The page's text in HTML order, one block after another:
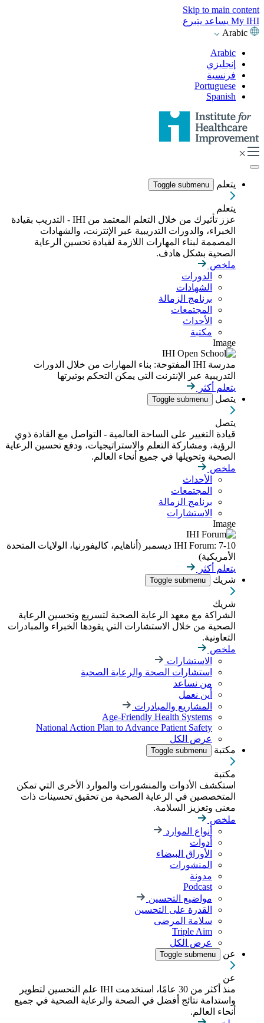
Skip to main content
My IHI يساعد يتبرع
Arabic
Arabic
إنجليزي
فرنسية
Portuguese
Spanish
يتعلم Toggle submenu
يتعلم
عزز تأثيرك من خلال التعلم المعتمد من IHI - التدريب بقيادة
الخبراء، والدورات التدريبية عبر الإنترنت، والشهادات
المصممة لبناء المهارات اللازمة لقيادة تحسين الرعاية
الصحية بشكل هادف.
ملخص
الدورات
الشهادات
برنامج الزمالة
المجتمعات
الأحداث
مكتبة
Image
مدرسة IHI المفتوحة: بناء المهارات من خلال الدورات
التدريبية عبر الإنترنت التي يمكن التحكم بوتيرتها
يتعلم أكثر
يتصل
Toggle submenu
يتصل
قيادة التغيير على الساحة العالمية - التواصل مع القادة ذوي
الرؤية، ومشاركة التعلم والاستراتيجيات، ودفع تحسين الرعاية
الصحية وتحويلها في جميع أنحاء العالم.
ملخص
الأحداث
المجتمعات
برنامج الزمالة
الاستشارات
Image
IHI Forum: 7-10 ديسمبر (أناهايم، كاليفورنيا، الولايات المتحدة
الأمريكية)
يتعلم أكثر
شريك
Toggle submenu
شريك
الشراكة مع معهد الرعاية الصحية لتسريع وتحسين الرعاية
الصحية من خلال الاستشارات التي يقودها الخبراء والمبادرات
التعاونية.
ملخص
الاستشارات
استشارات الصحة والرعاية الصحية
من نساعد
أين نعمل
المشاريع والمبادرات
Age-Friendly Health Systems
National Action Plan to Advance Patient Safety
عرض الكل
مكتبة
Toggle submenu
مكتبة
استكشف الأدوات والمنشورات والموارد الأخرى التي تمكن
المتخصصين في الرعاية الصحية من تحقيق تحسينات ذات
معنى وتعزيز السلامة.
ملخص
أنواع الموارد
أدوات
الأوراق البيضاء
المنشورات
مدونة
Podcast
مواضيع التحسين
القدرة على التحسين
سلامة المرضى
Triple Aim
عرض الكل
عن
Toggle submenu
عن
منذ أكثر من 30 عامًا، استخدمت IHI علم التحسين لتطوير
واستدامة نتائج أفضل في الصحة والرعاية الصحية في جميع
أنحاء العالم.